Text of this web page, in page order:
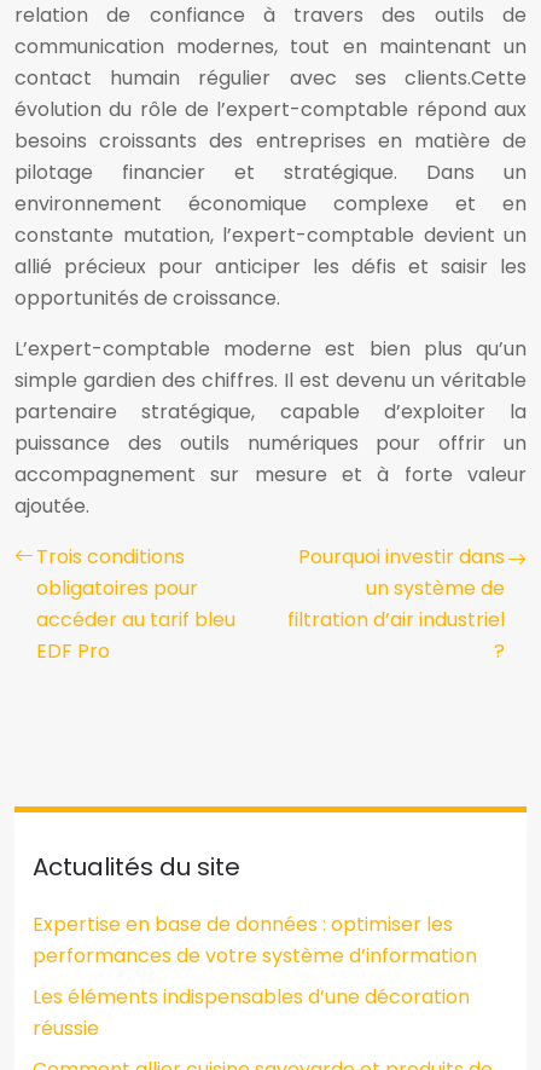
relation de confiance à travers des outils de
communication modernes, tout en maintenant un
contact humain régulier avec ses clients.Cette
évolution du rôle de l’expert-comptable répond aux
besoins croissants des entreprises en matière de
pilotage financier et stratégique. Dans un
environnement économique complexe et en
constante mutation, l’expert-comptable devient un
allié précieux pour anticiper les défis et saisir les
opportunités de croissance.
L’expert-comptable moderne est bien plus qu’un
simple gardien des chiffres. Il est devenu un véritable
partenaire stratégique, capable d’exploiter la
puissance des outils numériques pour offrir un
accompagnement sur mesure et à forte valeur
ajoutée.
Trois conditions
obligatoires pour
accéder au tarif bleu
EDF Pro
Pourquoi investir dans
un système de
filtration d’air industriel
?
Actualités du site
Expertise en base de données : optimiser les
performances de votre système d’information
Les éléments indispensables d’une décoration
réussie